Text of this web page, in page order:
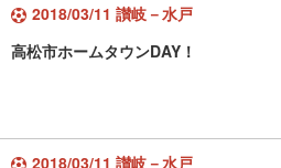
2018/03/11 讃岐－水戸
高松市ホームタウンDAY！
2018/03/11 讃岐－水戸